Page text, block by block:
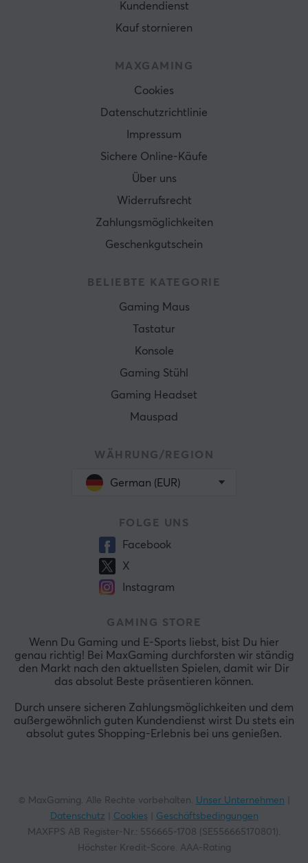
Kundendienst
Kauf stornieren
MAXGAMING
Cookies
Datenschutzrichtlinie
Impressum
Sichere Online-Käufe
Über uns
Widerrufsrecht
Zahlungsmöglichkeiten
Geschenkgutschein
BELIEBTE KATEGORIE
Gaming Maus
Tastatur
Konsole
Gaming Stühl
Gaming Headset
Mauspad
WÄHRUNG/REGION
German (EUR)
FOLGE UNS
Facebook
X
Instagram
GAMING STORE
Wenn Du Gaming und E-Sports liebst, bist Du hier
genau richtig! Bei MaxGaming durchforsten wir ständig
den Markt nach den aktuellsten Spielen, damit wir Dir
das absolut Beste präsentieren können.
Durch unsere sicheren Zahlungsmöglichkeiten und dem
außergewöhnlich guten Kundendienst wirst Du stets ein
absolut gutes Shopping-Erlebnis bei uns genießen.
© MaxGaming. Alle Rechte vorbehalten. Unser Unternehmen
Datenschutz
Cookies|
Geschäftsbedingungen
MAXFPS AB Register-Nr.: 556665-1708 (SE556665170801).
Höchster Kredit-Score. AAA-Rating